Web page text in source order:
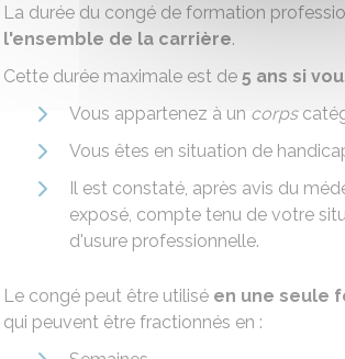
La durée du congé de formation
l'ensemble de la carrière.
Cette durée maximale est de 5 ans si
Vous appartenez à un corps
Vous êtes en situation de
Il est constaté, après avis du
exposé, compte tenu de votre
d'usure professionnelle.
Le congé peut être utilisé en une seule
qui peuvent être fractionnés en :